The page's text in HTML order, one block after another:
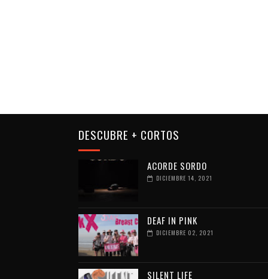
DESCUBRE + CORTOS
ACORDE SORDO
DICIEMBRE 14, 2021
DEAF IN PINK
DICIEMBRE 02, 2021
SILENT LIFE